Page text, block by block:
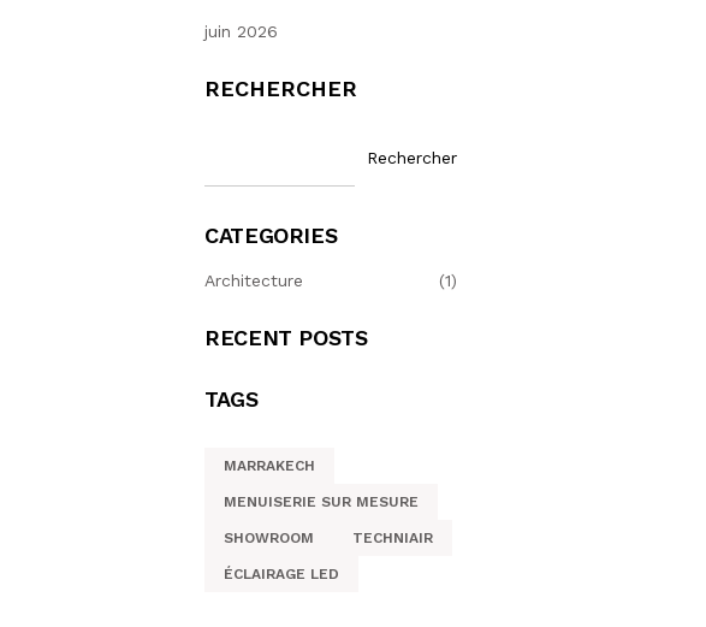
juin 2026
RECHERCHER
Rechercher
CATEGORIES
Architecture (1)
RECENT POSTS
TAGS
MARRAKECH
MENUISERIE SUR MESURE
SHOWROOM TECHNIAIR
ÉCLAIRAGE LED